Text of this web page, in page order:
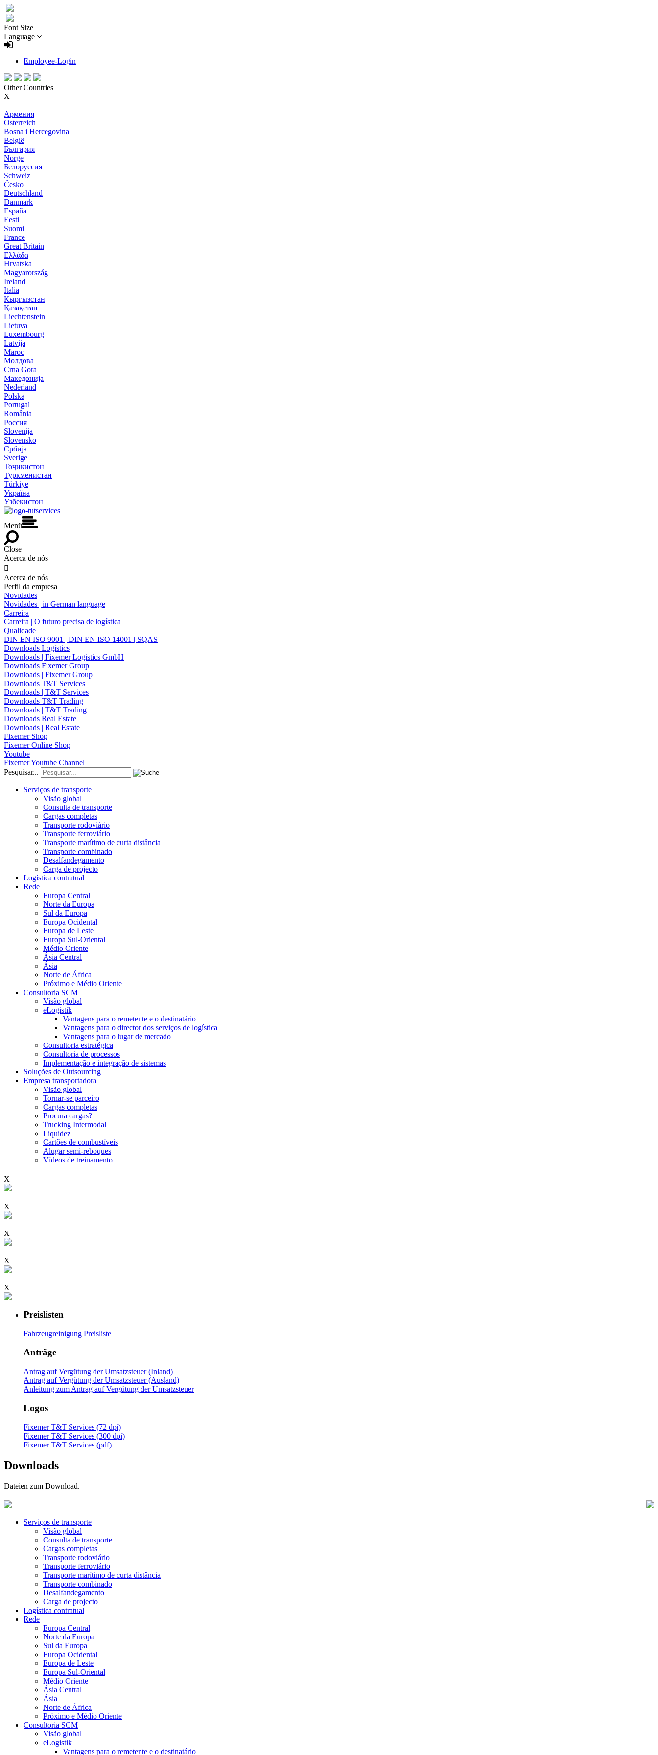
Font Size
Language
Employee-Login
Other Countries
X
Армения
Österreich
Bosna i Hercegovina
België
България
Norge
Белоруссия
Schweiz
Česko
Deutschland
Danmark
España
Eesti
Suomi
France
Great Britain
Ελλάδα
Hrvatska
Magyarország
Ireland
Italia
Кыргызстан
Қазақстан
Liechtenstein
Lietuva
Luxembourg
Latvija
Maroc
Молдова
Crna Gora
Македонија
Nederland
Polska
Portugal
România
Россия
Slovenija
Slovensko
Србија
Sverige
Тоҷикистон
Туркменистан
Türkiye
Україна
Ўзбекистон
Menü
Close
Acerca de nós

Acerca de nós
Perfil da empresa
Novidades
Novidades | in German language
Carreira
Carreira | O futuro precisa de logística
Qualidade
DIN EN ISO 9001 | DIN EN ISO 14001 | SQAS
Downloads Logistics
Downloads | Fixemer Logistics GmbH
Downloads Fixemer Group
Downloads | Fixemer Group
Downloads T&T Services
Downloads | T&T Services
Downloads T&T Trading
Downloads | T&T Trading
Downloads Real Estate
Downloads | Real Estate
Fixemer Shop
Fixemer Online Shop
Youtube
Fixemer Youtube Channel
Pesquisar...
Serviços de transporte
Visão global
Consulta de transporte
Cargas completas
Transporte rodoviário
Transporte ferroviário
Transporte marítimo de curta distância
Transporte combinado
Desalfandegamento
Carga de projecto
Logística contratual
Rede
Europa Central
Norte da Europa
Sul da Europa
Europa Ocidental
Europa de Leste
Europa Sul-Oriental
Médio Oriente
Ásia Central
Ásia
Norte de África
Próximo e Médio Oriente
Consultoria SCM
Visão global
eLogistik
Vantagens para o remetente e o destinatário
Vantagens para o director dos serviços de logística
Vantagens para o lugar de mercado
Consultoria estratégica
Consultoria de processos
Implementação e integração de sistemas
Soluções de Outsourcing
Empresa transportadora
Visão global
Tornar-se parceiro
Cargas completas
Procura cargas?
Trucking Intermodal
Liquidez
Cartões de combustíveis
Alugar semi-reboques
Vídeos de treinamento
X
X
X
X
X
Preislisten
Fahrzeugreinigung Preisliste
Anträge
Antrag auf Vergütung der Umsatzsteuer (Inland)
Antrag auf Vergütung der Umsatzsteuer (Ausland)
Anleitung zum Antrag auf Vergütung der Umsatzsteuer
Logos
Fixemer T&T Services (72 dpi)
Fixemer T&T Services (300 dpi)
Fixemer T&T Services (pdf)
Downloads
Dateien zum Download.
Serviços de transporte
Visão global
Consulta de transporte
Cargas completas
Transporte rodoviário
Transporte ferroviário
Transporte marítimo de curta distância
Transporte combinado
Desalfandegamento
Carga de projecto
Logística contratual
Rede
Europa Central
Norte da Europa
Sul da Europa
Europa Ocidental
Europa de Leste
Europa Sul-Oriental
Médio Oriente
Ásia Central
Ásia
Norte de África
Próximo e Médio Oriente
Consultoria SCM
Visão global
eLogistik
Vantagens para o remetente e o destinatário